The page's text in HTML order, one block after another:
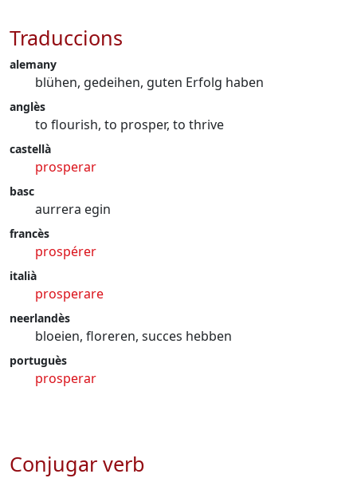
Traduccions
alemany
blühen, gedeihen, guten Erfolg haben
anglès
to flourish, to prosper, to thrive
castellà
prosperar
basc
aurrera egin
francès
prospérer
italià
prosperare
neerlandès
bloeien, floreren, succes hebben
portuguès
prosperar
Conjugar verb